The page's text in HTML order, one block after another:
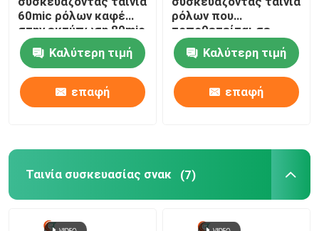
60mic ρόλων καφέ
στην εκτύπωση 80mic
για τοποθετημένο σε
στρώματα ρόλο
ταινιών τροφίμων το
συνήθεια
Καλύτερη τιμή
επαφή
ρόλων που
τοποθετείται σε
στρώματα πλαστική
για τον καφέ
Καλύτερη τιμή
επαφή
Ταινία συσκευασίας σνακ (7)